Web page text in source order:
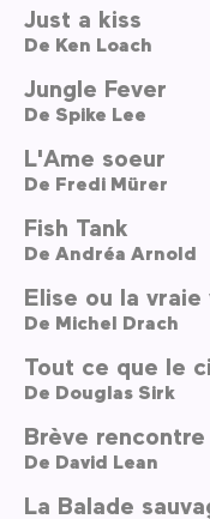
Just a kiss
De Ken Loach
Jungle Fever
De Spike Lee
L'Ame soeur
De Fredi Mürer
Fish Tank
De Andréa Arnold
Elise ou la vraie
De Michel Drach
Tout ce que le
De Douglas Sirk
Brève rencontre
De David Lean
La Balade